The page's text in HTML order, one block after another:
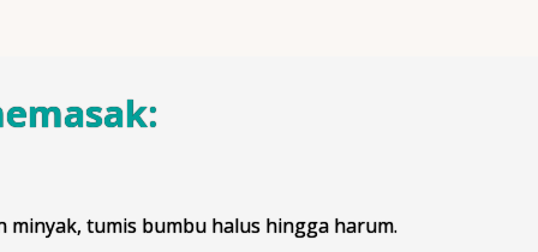
minyak, tumis bumbu halus hingga harum.